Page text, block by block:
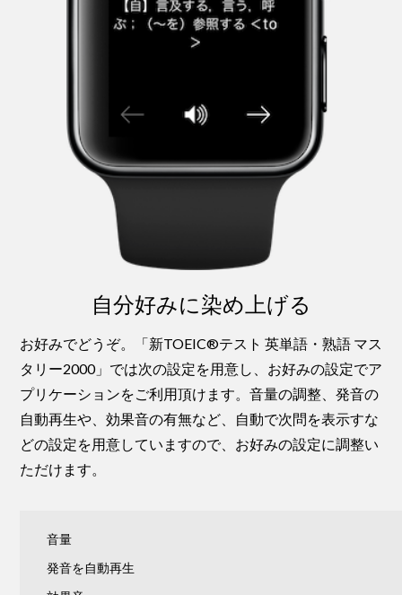
自分好みに染め上げる
お好みでどうぞ。「新TOEIC®テスト 英単語・熟語 マス
タリー2000」では次の設定を用意し、お好みの設定でア
プリケーションをご利用頂けます。音量の調整、発音の
自動再生や、効果音の有無など、自動で次問を表示すな
どの設定を用意していますので、お好みの設定に調整い
ただけます。
音量
発音を自動再生